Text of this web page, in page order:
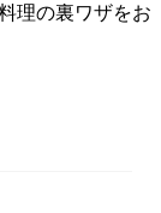
理の裏ワザをお